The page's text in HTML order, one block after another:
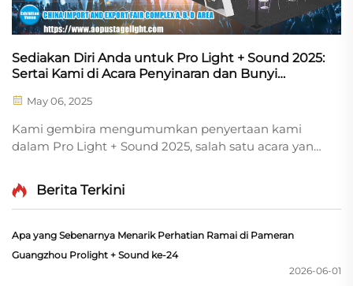
Sediakan Diri Anda untuk Pro Light + Sound 2025:
Sertai Kami di Acara Penyinaran dan Bunyi
May 06, 2025
Kami gembira mengumumkan penyertaan kami
dalam Pro Light + Sound 2025, salah satu acara yang
Dari 27 Mei hingga 30 Mei 2025, kami akan
mempamerkan penyelesaian pencahayaan inovatif
Berita Terkini
Apa yang Sebenarnya Menarik Perhatian Ramai di Pameran
Guangzhou Prolight + Sound ke-24
2026-06-01